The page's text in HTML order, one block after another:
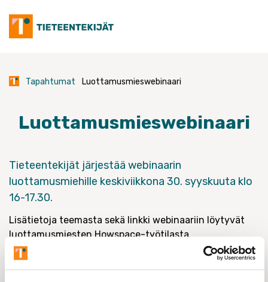
content
Tapahtumat Luottamusmieswebinaari
Luottamusmieswebinaari
Tieteentekijät järjestää webinaarin
luottamusmiehille keskiviikkona 30. syyskuuta klo
16-17.30.
Lisätietoja teemasta sekä linkki webinaariin löytyvät
luottamusmiesten Howspace-työtilasta.